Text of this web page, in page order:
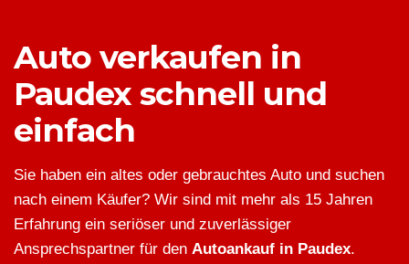
Auto verkaufen in
Paudex schnell und
einfach
Sie haben ein altes oder gebrauchtes Auto und suchen
nach einem Käufer? Wir sind mit mehr als 15 Jahren
Erfahrung ein seriöser und zuverlässiger
Ansprechspartner für den Autoankauf in Paudex.